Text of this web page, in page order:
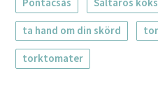
Pontacsås Saltarös
ta hand om din skörd
torktomater